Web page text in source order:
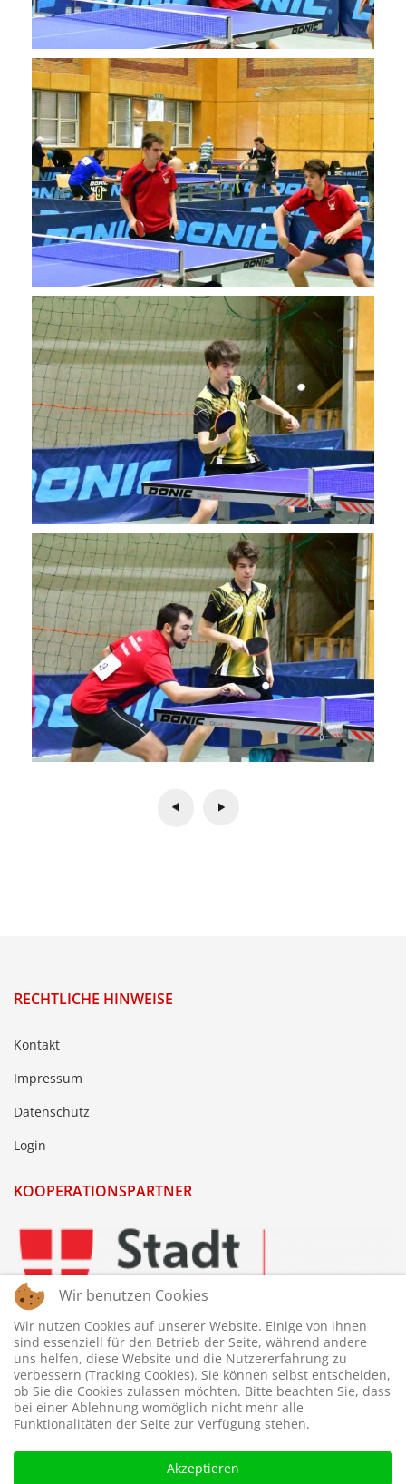
RECHTLICHE HINWEISE
Kontakt
Impressum
Datenschutz
Login
KOOPERATIONSPARTNER
Wir benutzen Cookies
Wir nutzen Cookies auf unserer Website. Einige von ihnen
sind essenziell für den Betrieb der Seite, während andere
uns helfen, diese Website und die Nutzererfahrung zu
verbessern (Tracking Cookies). Sie können selbst entscheiden,
ob Sie die Cookies zulassen möchten. Bitte beachten Sie, dass
bei einer Ablehnung womöglich nicht mehr alle
Funktionalitäten der Seite zur Verfügung stehen.
Akzeptieren